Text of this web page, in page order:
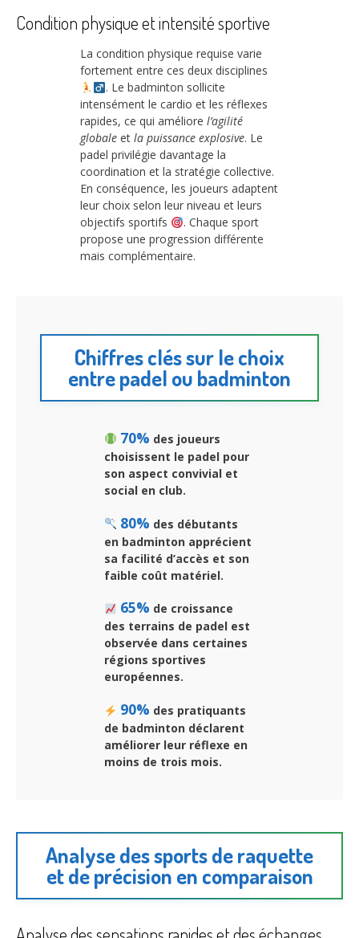
Condition physique et intensité sportive
La condition physique requise varie
fortement entre ces deux disciplines
. Le badminton sollicite
intensément le cardio et les réflexes
rapides, ce qui améliore l’agilité
globale et la puissance explosive. Le
padel privilégie davantage la
coordination et la stratégie collective.
En conséquence, les joueurs adaptent
leur choix selon leur niveau et leurs
objectifs sportifs
. Chaque sport
propose une progression différente
mais complémentaire.
Chiffres clés sur le choix
entre padel ou badminton
70% des joueurs
choisissent le padel pour
son aspect convivial et
social en club.
80% des débutants
en badminton apprécient
sa facilité d’accès et son
faible coût matériel.
65% de croissance
des terrains de padel est
observée dans certaines
régions sportives
européennes.
90% des pratiquants
de badminton déclarent
améliorer leur réflexe en
moins de trois mois.
Analyse des sports de raquette
et de précision en comparaison